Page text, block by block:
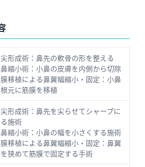
形成術：鼻先の軟骨の形を整える
縮小術：小鼻の皮膚を内側から切除
移植による鼻翼幅縮小・固定：小鼻
元に筋膜を移植
形成術：鼻先を尖らせてシャープに
施術
縮小術：小鼻の幅を小さくする施術
移植による鼻翼幅縮小・固定：鼻翼
狭めて筋膜で固定する手術